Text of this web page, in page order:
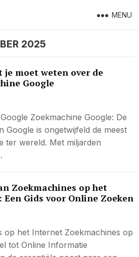
MENU
2025
je moet weten over de
Google
Zoekmachine Google: De
Google is ongetwijfeld de meest
ter wereld. Met miljarden
Zoekmachines op het
Gids voor Online Zoeken
op het Internet Zoekmachines op
tot Online Informatie